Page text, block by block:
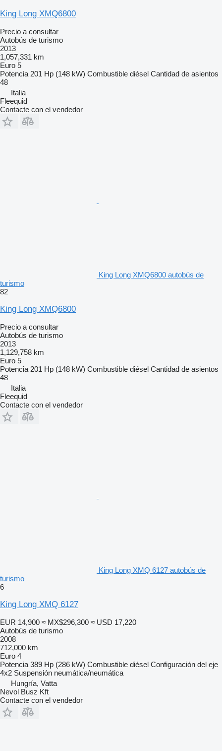
King Long XMQ6800
Precio a consultar
Autobús de turismo
2013
1,057,331 km
Euro 5
Potencia 201 Hp (148 kW) Combustible diésel Cantidad de asientos
48
Italia
Fleequid
Contacte con el vendedor
King Long XMQ6800 autobús de
turismo
82
King Long XMQ6800
Precio a consultar
Autobús de turismo
2013
1,129,758 km
Euro 5
Potencia 201 Hp (148 kW) Combustible diésel Cantidad de asientos
48
Italia
Fleequid
Contacte con el vendedor
King Long XMQ 6127 autobús de
turismo
6
King Long XMQ 6127
EUR 14,900 ≈ MX$296,300 ≈ USD 17,220
Autobús de turismo
2008
712,000 km
Euro 4
Potencia 389 Hp (286 kW) Combustible diésel Configuración del eje
4x2 Suspensión neumática/neumática
Hungría, Vatta
Nevol Busz Kft
Contacte con el vendedor